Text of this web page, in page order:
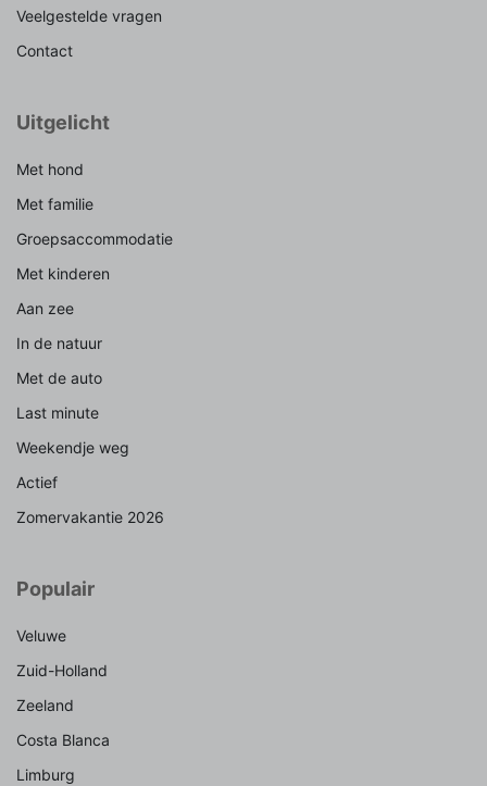
Veelgestelde vragen
Contact
Uitgelicht
Met hond
Met familie
Groepsaccommodatie
Met kinderen
Aan zee
In de natuur
Met de auto
Last minute
Weekendje weg
Actief
Zomervakantie 2026
Populair
Veluwe
Zuid-Holland
Zeeland
Costa Blanca
Limburg